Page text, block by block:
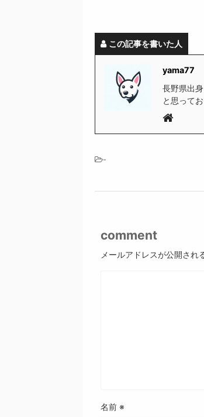
この記事を書いた人
yama77
長野県出
と思ってお
-
comment
メールアドレスが公開され
名前 ※